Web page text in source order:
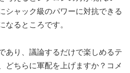
シャック級のパワーに対抗できる
なるところです。
あり、議論するだけで楽しめるテ
どちらに軍配を上げますか？コメ